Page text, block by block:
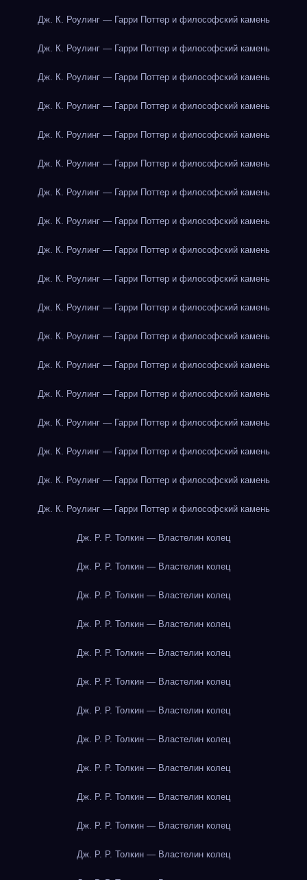
Дж. К. Роулинг — Гарри Поттер и философский камень
Дж. К. Роулинг — Гарри Поттер и философский камень
Дж. К. Роулинг — Гарри Поттер и философский камень
Дж. К. Роулинг — Гарри Поттер и философский камень
Дж. К. Роулинг — Гарри Поттер и философский камень
Дж. К. Роулинг — Гарри Поттер и философский камень
Дж. К. Роулинг — Гарри Поттер и философский камень
Дж. К. Роулинг — Гарри Поттер и философский камень
Дж. К. Роулинг — Гарри Поттер и философский камень
Дж. К. Роулинг — Гарри Поттер и философский камень
Дж. К. Роулинг — Гарри Поттер и философский камень
Дж. К. Роулинг — Гарри Поттер и философский камень
Дж. К. Роулинг — Гарри Поттер и философский камень
Дж. К. Роулинг — Гарри Поттер и философский камень
Дж. К. Роулинг — Гарри Поттер и философский камень
Дж. К. Роулинг — Гарри Поттер и философский камень
Дж. К. Роулинг — Гарри Поттер и философский камень
Дж. К. Роулинг — Гарри Поттер и философский камень
Дж. Р. Р. Толкин — Властелин колец
Дж. Р. Р. Толкин — Властелин колец
Дж. Р. Р. Толкин — Властелин колец
Дж. Р. Р. Толкин — Властелин колец
Дж. Р. Р. Толкин — Властелин колец
Дж. Р. Р. Толкин — Властелин колец
Дж. Р. Р. Толкин — Властелин колец
Дж. Р. Р. Толкин — Властелин колец
Дж. Р. Р. Толкин — Властелин колец
Дж. Р. Р. Толкин — Властелин колец
Дж. Р. Р. Толкин — Властелин колец
Дж. Р. Р. Толкин — Властелин колец